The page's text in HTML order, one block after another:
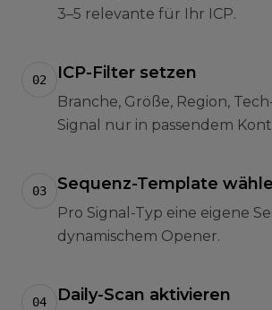
3–5 relevante für Ihr ICP.
02 ICP-Filter setzen
Branche, Größe, Region,
Signal nur in passendem
03 Sequenz-Template
Pro Signal-Typ eine eigene
dynamischem Opener.
04 Daily-Scan aktivieren